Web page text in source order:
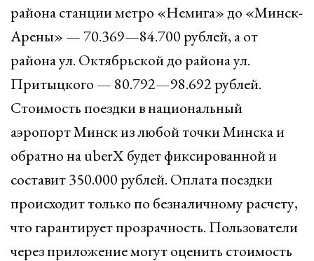
района станции метро «Немига» до «Минск-
Арены» — 70.369—84.700 рублей, а от
района ул. Октябрьской до района ул.
Притыцкого — 80.792—98.692 рублей.
Стоимость поездки в национальный
аэропорт Минск из любой точки Минска и
обратно на uberX будет фиксированной и
составит 350.000 рублей. Оплата поездки
происходит только по безналичному расчету,
что гарантирует прозрачность. Пользователи
через приложение могут оценить стоимость